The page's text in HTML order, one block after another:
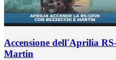
Accensione dell'Aprilia
Martin